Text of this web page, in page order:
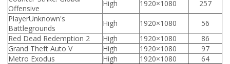
Offensive
High 1920×1080
257
PlayerUnknown's
Battlegrounds
High 1920×1080
56
Red Dead Redemption 2
High 1920×1080
86
Grand Theft Auto V
High 1920×1080
97
Metro Exodus
High 1920×1080 64